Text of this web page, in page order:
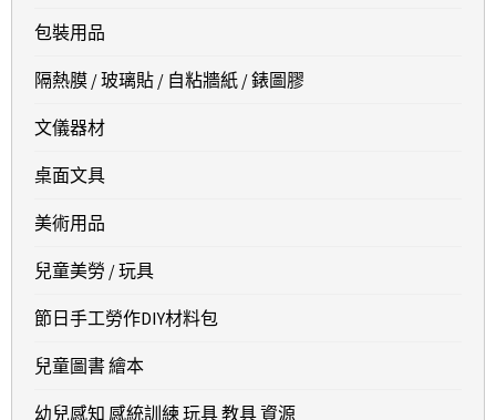
包裝用品
隔熱膜 / 玻璃貼 / 自粘牆紙 / 錶圖膠
文儀器材
桌面文具
美術用品
兒童美勞 / 玩具
節日手工勞作DIY材料包
兒童圖書 繪本
幼兒感知 感統訓練 玩具 教具 資源